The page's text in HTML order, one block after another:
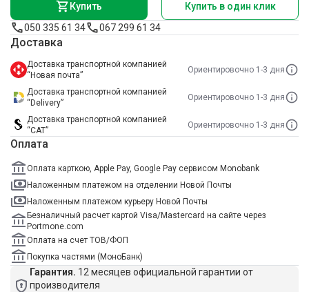
Купить
Купить в один клик
050 335 61 34
067 299 61 34
Доставка
Доставка транспортной компанией
“Новая почта”
Ориентировочно 1-3 дня
Доставка транспортной компанией
“Delivery”
Ориентировочно 1-3 дня
Доставка транспортной компанией
“САТ”
Ориентировочно 1-3 дня
Оплата
Оплата карткою, Apple Pay, Google Pay сервисом Monobank
Наложенным платежом на отделении Новой Почты
Наложенным платежом курьеру Новой Почты
Безналичный расчет картой Visa/Mastercard на сайте через
Portmone.com
Оплата на счет ТОВ/ФОП
Покупка частями (МоноБанк)
Гарантия. 12 месяцев официальной гарантии от
производителя